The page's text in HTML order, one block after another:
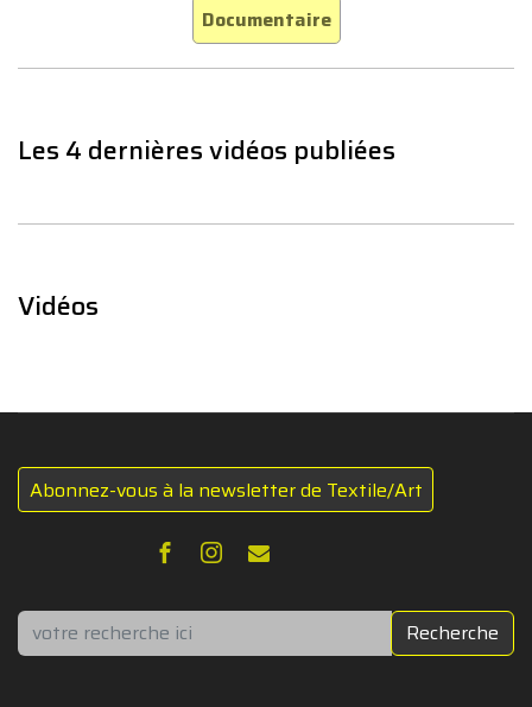
Documentaire
Les 4 dernières vidéos publiées
Vidéos
Abonnez-vous à la newsletter de Textile/Art
Rechercher Recherche